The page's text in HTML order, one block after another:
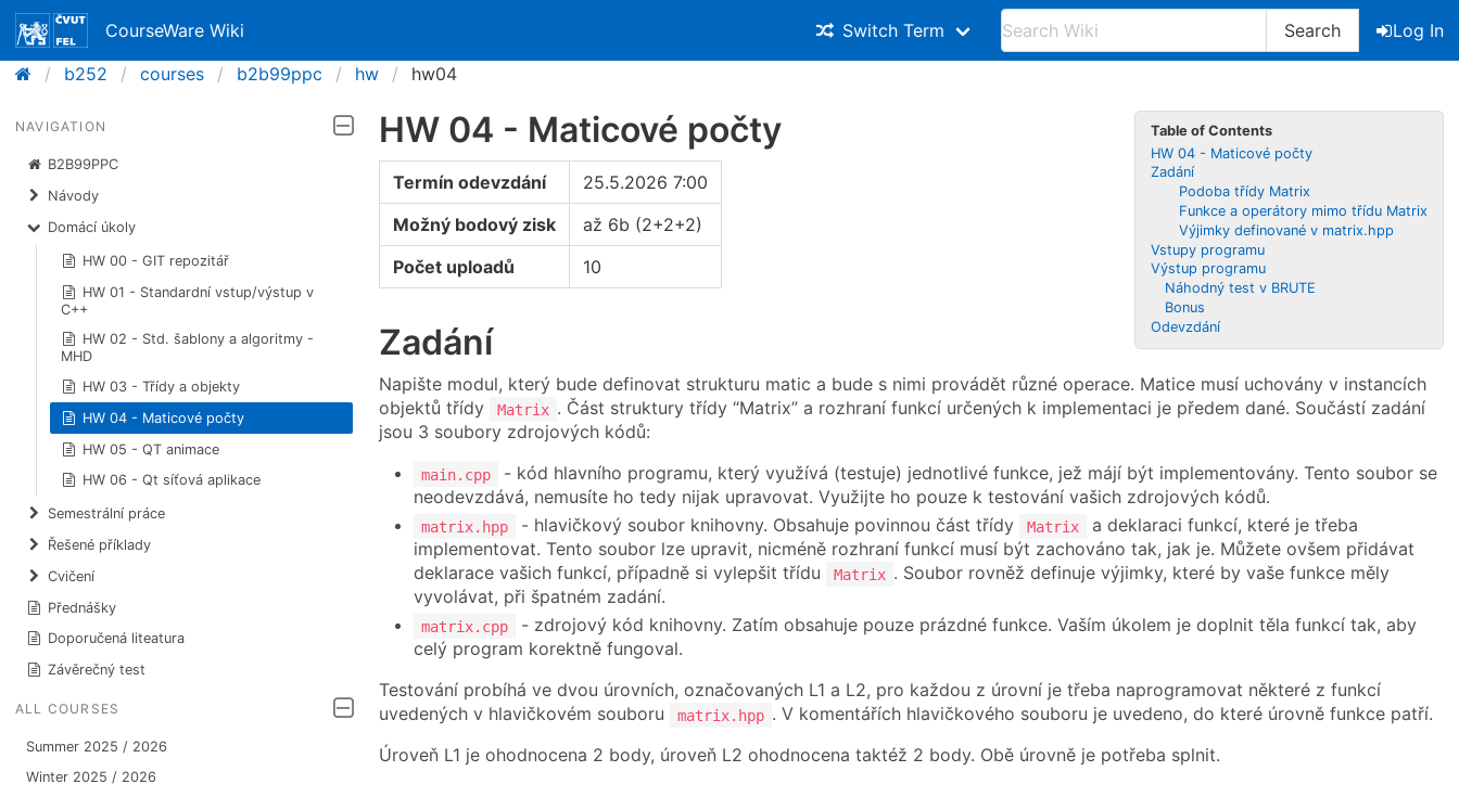
CourseWare Wiki Switch Term Search
Log In
b252
courses b2b99ppc hw hw04
NAVIGATION
B2B99PPC
Návody
Domácí úkoly
HW 00 - GIT repozitář
HW 01 - Standardní vstup/výstup v
C++
HW 02 - Std. šablony a algoritmy -
MHD
HW 03 - Třídy a objekty
HW 04 - Maticové počty
HW 05 - QT animace
HW 06 - Qt síťová aplikace
Semestrální práce
Řešené příklady
Cvičení
Přednášky
Doporučená liteatura
Závěrečný test
ALL COURSES
Summer 2025 / 2026
Winter 2025 / 2026
Table of Contents
HW 04 - Maticové počty
Zadání
Podoba třídy Matrix
Funkce a operátory mimo třídu Matrix
Výjimky definované v matrix.hpp
Vstupy programu
Výstup programu
Náhodný test v BRUTE
Bonus
Odevzdání
HW 04 - Maticové počty
Termín odevzdání
25.5.2026 7:00
Možný bodový zisk
až 6b (2+2+2)
Počet uploadů
10
Zadání
Napište modul, který bude definovat strukturu matic a bude s nimi provádět různé operace. Matice musí uchovány v instancích
objektů třídy
Matrix . Část struktury třídy “Matrix” a rozhraní funkcí určených k implementaci je předem dané. Součástí zadání
jsou 3 soubory zdrojových kódů:
main.cpp
- kód hlavního programu, který využívá (testuje) jednotlivé funkce, jež májí být implementovány. Tento soubor se
neodevzdává, nemusíte ho tedy nijak upravovat. Využijte ho pouze k testování vašich zdrojových kódů.
matrix.hpp - hlavičkový soubor knihovny. Obsahuje povinnou část třídy Matrix
a deklaraci funkcí, které je třeba
implementovat. Tento soubor lze upravit, nicméně rozhraní funkcí musí být zachováno tak, jak je. Můžete ovšem přidávat
deklarace vašich funkcí, případně si vylepšit třídu
Matrix . Soubor rovněž definuje výjimky, které by vaše funkce měly
vyvolávat, při špatném zadání.
matrix.cpp
- zdrojový kód knihovny. Zatím obsahuje pouze prázdné funkce. Vaším úkolem je doplnit těla funkcí tak, aby
celý program korektně fungoval.
Testování probíhá ve dvou úrovních, označovaných L1 a L2, pro každou z úrovní je třeba naprogramovat některé z funkcí
uvedených v hlavičkovém souboru
matrix.hpp . V komentářích hlavičkového souboru je uvedeno, do které úrovně funkce patří.
Úroveň L1 je ohodnocena 2 body, úroveň L2 ohodnocena taktéž 2 body. Obě úrovně je potřeba splnit.